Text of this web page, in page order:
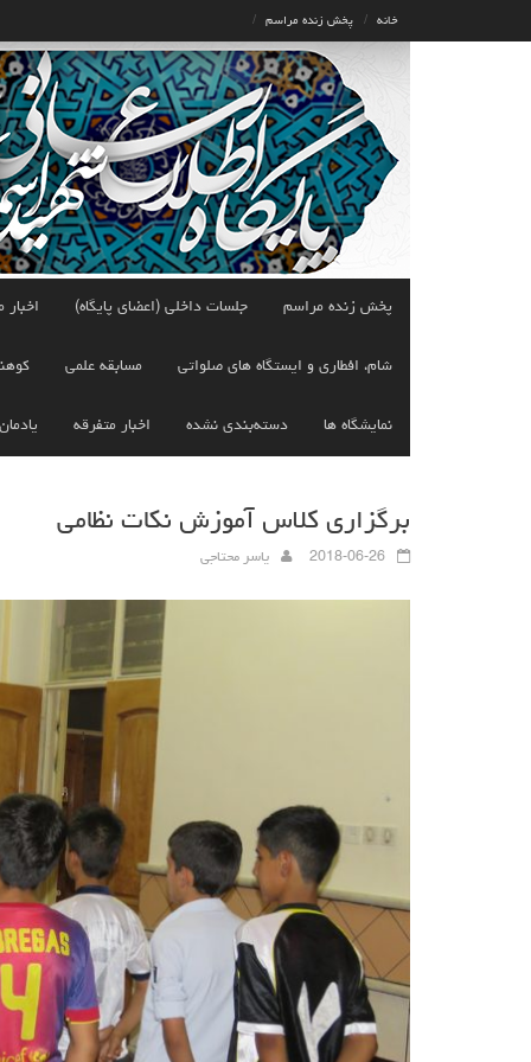
to
خانه پخش زنده مراسم
پخش زنده مراسم جلسات داخلی (اعضای پایگاه) اخبار
شام، افطاری و ایستگاه های صلواتی مسابقه علمی
نمایشگاه ها دسته‌بندی نشده اخبار متفرقه
برگزاری کلاس آموزش نکات نظامی
2018-06-26 یاسر محتاجی